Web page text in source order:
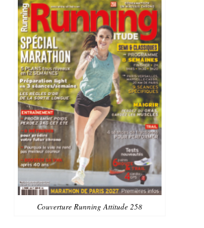
Couverture Running Attitude 258